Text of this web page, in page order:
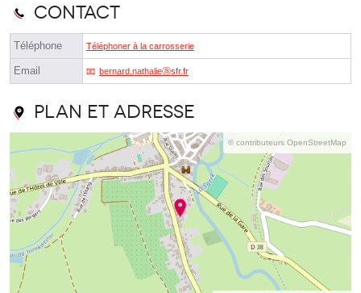
Contact
Téléphone Téléphoner à la carrosserie
Email bernard.nathalieⓐsfr.fr
Plan et adresse
© contributeurs OpenStreetMap